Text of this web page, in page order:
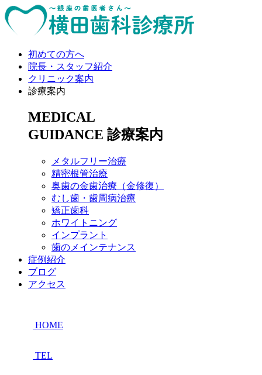
初めての方へ
院長・スタッフ紹介
クリニック案内
診療案内
MEDICAL
GUIDANCE 診療案内
メタルフリー治療
精密根管治療
奥歯の金歯治療（金修復）
むし歯・歯周病治療
矯正歯科
ホワイトニング
インプラント
歯のメインテナンス
症例紹介
ブログ
アクセス
HOME
TEL